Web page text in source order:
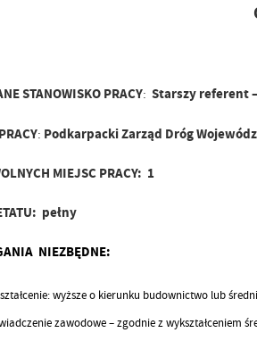
STANOWISKO PRACY: Starszy referent
: Podkarpacki Zarząd Dróg
MIEJSC PRACY: 1
pełny
NIEZBĘDNE:
wyższe o kierunku budownictwo lub
zawodowe – zgodnie z wykształceniem